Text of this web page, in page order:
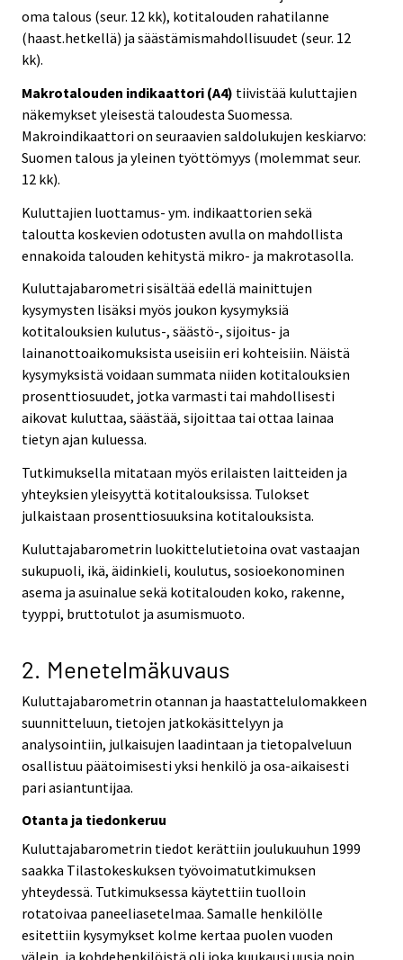
oma talous (seur. 12 kk), kotitalouden rahatilanne
(haast.hetkellä) ja säästämismahdollisuudet (seur. 12
kk).
Makrotalouden indikaattori (A4) tiivistää kuluttajien
näkemykset yleisestä taloudesta Suomessa.
Makroindikaattori on seuraavien saldolukujen keskiarvo:
Suomen talous ja yleinen työttömyys (molemmat seur.
12 kk).
Kuluttajien luottamus- ym. indikaattorien sekä
taloutta koskevien odotusten avulla on mahdollista
ennakoida talouden kehitystä mikro- ja makrotasolla.
Kuluttajabarometri sisältää edellä mainittujen
kysymysten lisäksi myös joukon kysymyksiä
kotitalouksien kulutus-, säästö-, sijoitus- ja
lainanottoaikomuksista useisiin eri kohteisiin. Näistä
kysymyksistä voidaan summata niiden kotitalouksien
prosenttiosuudet, jotka varmasti tai mahdollisesti
aikovat kuluttaa, säästää, sijoittaa tai ottaa lainaa
tietyn ajan kuluessa.
Tutkimuksella mitataan myös erilaisten laitteiden ja
yhteyksien yleisyyttä kotitalouksissa. Tulokset
julkaistaan prosenttiosuuksina kotitalouksista.
Kuluttajabarometrin luokittelutietoina ovat vastaajan
sukupuoli, ikä, äidinkieli, koulutus, sosioekonominen
asema ja asuinalue sekä kotitalouden koko, rakenne,
tyyppi, bruttotulot ja asumismuoto.
2. Menetelmäkuvaus
Kuluttajabarometrin otannan ja haastattelulomakkeen
suunnitteluun, tietojen jatkokäsittelyyn ja
analysointiin, julkaisujen laadintaan ja tietopalveluun
osallistuu päätoimisesti yksi henkilö ja osa-aikaisesti
pari asiantuntijaa.
Otanta ja tiedonkeruu
Kuluttajabarometrin tiedot kerättiin joulukuuhun 1999
saakka Tilastokeskuksen työvoimatutkimuksen
yhteydessä. Tutkimuksessa käytettiin tuolloin
rotatoivaa paneeliasetelmaa. Samalle henkilölle
esitettiin kysymykset kolme kertaa puolen vuoden